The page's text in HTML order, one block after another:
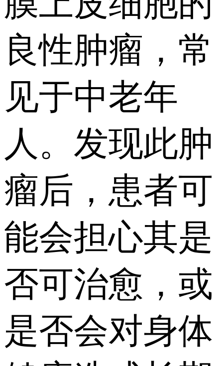
良性肿瘤，常
见于中老年
人。发现此肿
瘤后，患者可
能会担心其是
否可治愈，或
是否会对身体